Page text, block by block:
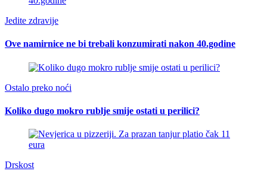
Jedite zdravije
Ove namirnice ne bi trebali konzumirati nakon 40.godine
Ostalo preko noći
Koliko dugo mokro rublje smije ostati u perilici?
Drskost